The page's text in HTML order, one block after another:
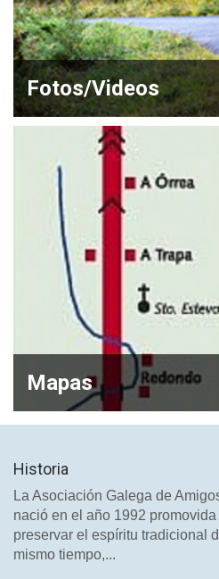
Fotos/Videos
Mapas
Historia
La Asociación Galega de
nació en el año 1992
preservar el espíritu tradicional
mismo tiempo,...